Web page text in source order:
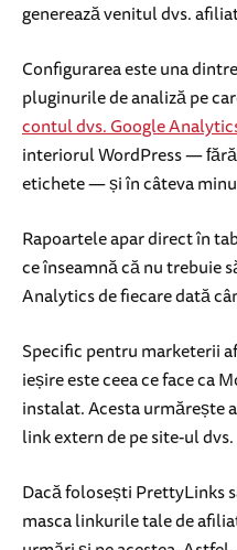
generează venitul dvs.
Configurarea este una
pluginurile de analiză pe
contul dvs. Google
interiorul WordPress —
etichete — și în câteva
Rapoartele apar direct în
ce înseamnă că nu trebuie
Analytics de fiecare dată
Specific pentru marketerii
ieșire este ceea ce face ca
instalat. Acesta urmărește
link extern de pe site-ul dvs.
Dacă folosești PrettyLinks
masca linkurile tale de